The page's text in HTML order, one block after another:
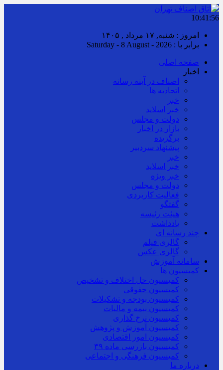
10:41:57
امروز : شنبه, ۱۷ مرداد , ۱۴۰۵
برابر با : Saturday - 8 August - 2026
صفحه اصلی
اخبار
اصناف در آینه رسانه
اتحادیه ها
خبر
خبر اسلايد
دولت و مجلس
بازار در اخبار
برگزیده
پیشنهاد سردبیر
خبر
خبر اسلايد
خبر ویژه
دولت و مجلس
فعالیت کاربردی
گفتگو
هیئت رئیسه
یادداشت
چند رسانه ای
گالری فیلم
گالری عکس
سامانه آموزش
کمیسیون ها
کمیسیون حل اختلاف و تشخیص
کمیسیون حقوقی
کمیسیون بودجه و تشکیلات
کمیسیون بیمه و مالیات
کمیسیون نرخ گذاری
کمیسیون آموزش و پژوهش
کمیسیون امور اقتصادی
کمیسیون بازرسی ماده ۳۹
کمیسیون فرهنگی و اجتماعی
درباره ما